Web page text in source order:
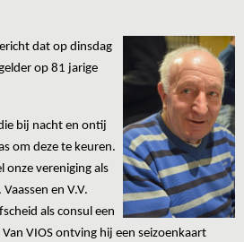
dat op dinsdag
op 81 jarige
bij nacht en ontij
om deze te keuren.
onze vereniging als
en V.V.
als consul een
VIOS ontving hij een seizoenkaart